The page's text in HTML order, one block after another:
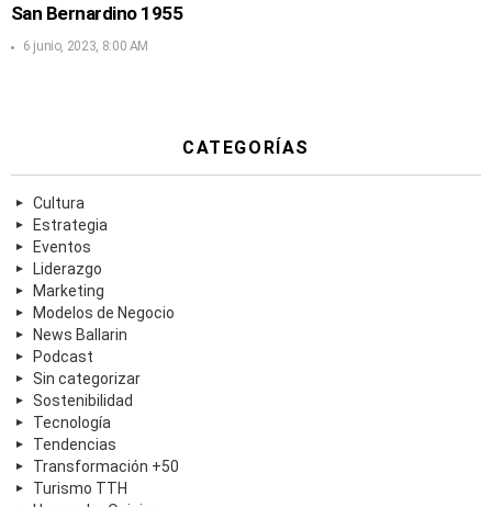
San Bernardino 1955
6 junio, 2023, 8:00 AM
CATEGORÍAS
Cultura
Estrategia
Eventos
Liderazgo
Marketing
Modelos de Negocio
News Ballarin
Podcast
Sin categorizar
Sostenibilidad
Tecnología
Tendencias
Transformación +50
Turismo TTH